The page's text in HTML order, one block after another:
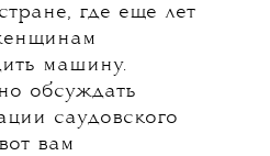
где еще лет
машину.
обсуждать
саудовского
вам